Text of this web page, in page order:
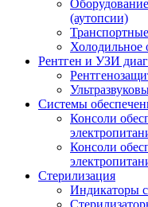
(аутопсии)
Холодильное
Рентген и УЗИ
Системы
Консоли
Консоли
Стерилизация
Индикаторы